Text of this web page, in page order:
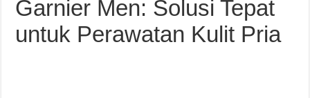
Garnier Men: Solusi Tepat
untuk Perawatan Kulit Pria